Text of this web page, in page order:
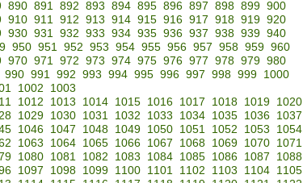
890 891 892 893 894 895 896 897 898 899 900
910 911 912 913 914 915 916 917 918 919 920
930 931 932 933 934 935 936 937 938 939 940
950 951 952 953 954 955 956 957 958 959 960
970 971 972 973 974 975 976 977 978 979 980
990 991 992 993 994 995 996 997 998 999
1000
1002
1003
1012 1013 1014 1015 1016 1017 1018 1019
1020
1029 1030 1031 1032 1033 1034 1035 1036
1037
1046 1047 1048 1049 1050 1051 1052 1053
1054
1063 1064 1065 1066 1067 1068 1069 1070
1071
1080 1081 1082 1083 1084 1085 1086 1087
1088
1097 1098 1099 1100 1101 1102 1103 1104
1105